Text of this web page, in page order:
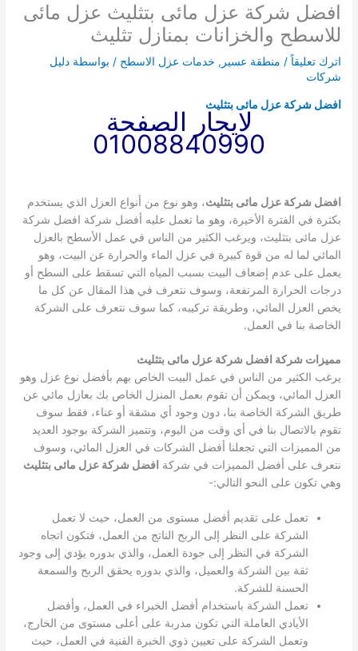
افضل شركة عزل مائى بتثليث عزل مائى
للاسطح والخزانات بمنازل تثليث
اترك تعليقاً / منطقة عسير , خدمات عزل الاسطح / بواسطة دليل
شركات
افضل شركة عزل مائى بتثليث
لايجار الصفحة
01008840990
افضل شركة عزل مائى بتثليث، وهو نوع من أنواع العزل الذي يستخدم
بكثرة في الفترة الأخيرة، وهو ما تعمل عليه أفضل شركة افضل شركة
عزل مائى بتثليث، ويرغب الكثير من الناس في عمل الأسطح بالعزل
المائي لما له من قوة كبيرة في عزل الماء والحرارة عن البيت، وهو
يعمل على عدم إضعاف البيت بسبب المياه التي تسقط على السطح أو
درجات الحرارة المرتفعة، وسوف نتعرف في هذا المقال عن كل ما
يخص العزل المائي، وطريقة تركيبه، كما سوف نتعرف على الشركة
الخاصة بنا في العمل.
مميزات شركة افضل شركة عزل مائى بتثليث
يرغب الكثير من الناس في عمل البيت الخاص بهم بأفضل نوع عزل وهو
العزل المائي، ويمكن أن تقوم بعمل المنزل الخاص بك بعازل مائي عن
طريق الشركة الخاصة بنا، دون وجود أي مشقة أو عناء، فقط سوف
تقوم بالاتصال بنا في أي وقت من اليوم، وتتميز الشركة بوجود العديد
من المميزات التي تجعلنا أفضل الشركات في العزل المائي، وسوف
نتعرف على أفضل المميزات في شركة افضل شركة عزل مائى بتثليث
وهي تكون على النحو التالي:-
تعمل على تقديم أفضل مستوى من العمل، حيث لا تعمل
الشركة على النظر إلى الربح الناتج من العمل، فتكون اتجاه
الشركة في النظر إلى جودة العمل، والذي بدوره يؤدي إلى وجود
ثقة بين الشركة والعميل، والذي بدوره يحقق الربح والسمعة
الحسنة للشركة.
تعمل الشركة باستخدام أفضل الخبراء في العمل، وأفضل
الأيادي العاملة التي تكون مدربة على أعلى مستوى من الخارج،
وتعمل الشركة على تعيين ذوي الخبرة الفنية في العمل، حيث